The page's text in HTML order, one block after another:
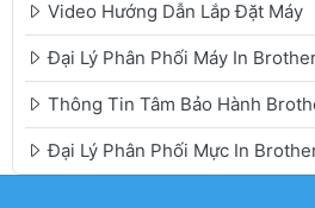
Video Hướng Dẫn Lắp Đặt Máy
Đại Lý Phân Phối Máy In
Thông Tin Tâm Bảo Hành
Đại Lý Phân Phối Mực In